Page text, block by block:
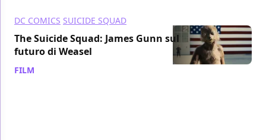
DC COMICS SUICIDE SQUAD
The Suicide Squad: James Gunn sul
futuro di Weasel
FILM